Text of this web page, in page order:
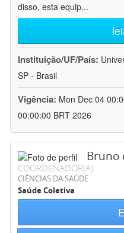
disso, esta equip...
Instituição/UF/País:
SP - Brasil
Vigência: Mon Dec 04
00:00:00 BRT 2026
Bruno
COORDENADOR(A)
CIÊNCIAS DA SAÚDE
Saúde Coletiva